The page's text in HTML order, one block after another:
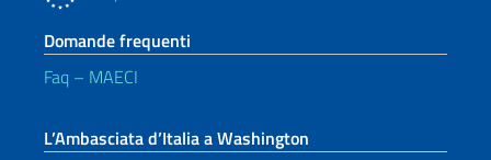
Domande frequenti
Faq – MAECI
L’Ambasciata d’Italia a Washington